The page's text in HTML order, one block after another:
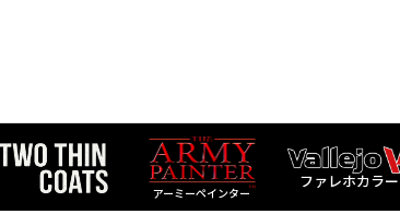
アーミーペインター
ファレホカラー